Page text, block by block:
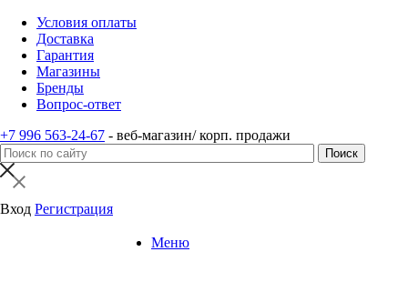
Условия оплаты
Доставка
Гарантия
Магазины
Бренды
Вопрос-ответ
+7 996 563-24-67 - веб-магазин/ корп. продажи
Вход Регистрация
Меню